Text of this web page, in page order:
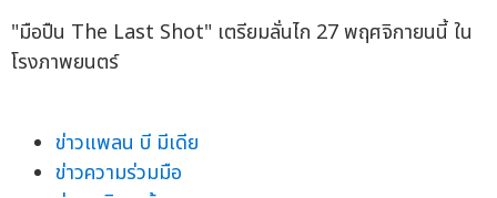
"มือปืน The Last Shot" เตรียมลั่นไก 27 พฤศจิกายนนี้ ใน
โรงภาพยนตร์
ข่าวแพลน บี มีเดีย
ข่าวความร่วมมือ